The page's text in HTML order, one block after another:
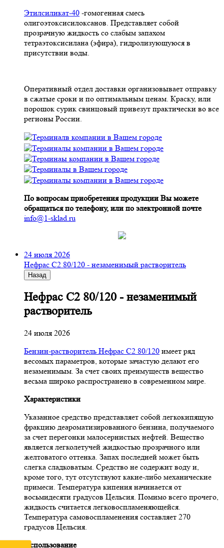
Этилсиликат-40 -гомогенная смесь
олигоэтоксисилоксанов. Представляет собой
прозрачную жидкость со слабым запахом
тетраэтоксисилана (эфира), гидролизующуюся в
присутствии воды.
Оперативный отдел доставки организовывает отправку
в сжатые сроки и по оптимальным ценам. Краску, или
порошок сурик свинцовый привезут практически во все
регионы России.
По вопросам приобретения продукции Вы можете
обращаться по телефону, или по электронной почте
info@1-sklad.ru
24 июля 2026
Нефрас С2 80/120 - незаменимый растворитель
Назад
Нефрас С2 80/120 - незаменимый
растворитель
24 июля 2026
Бензин-растворитель Нефрас С2 80/120 имеет ряд
весомых параметров, которые зачастую делают его
незаменимым. За счет своих преимуществ вещество
весьма широко распространено в современном мире.
Характеристики
Указанное средство представляет собой легкокипящую
фракцию деароматизированного бензина, получаемого
за счет перегонки малосернистых нефтей. Вещество
является легколетучей жидкостью прозрачного или
желтоватого оттенка. Запах последней может быть
слегка сладковатым. Средство не содержит воду и,
кроме того, тут отсутствуют какие-либо механические
примеси. Температура кипения начинается от
восьмидесяти градусов Цельсия. Помимо всего прочего,
жидкость считается легковоспламеняющейся.
Температура самовоспламенения составляет 270
градусов Цельсия.
Использование